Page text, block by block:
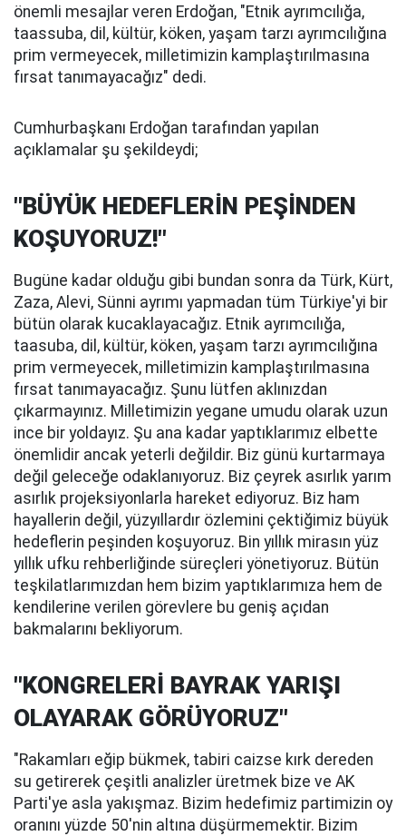
önemli mesajlar veren Erdoğan, "Etnik ayrımcılığa,
taassuba, dil, kültür, köken, yaşam tarzı ayrımcılığına
prim vermeyecek, milletimizin kamplaştırılmasına
fırsat tanımayacağız" dedi.
Cumhurbaşkanı Erdoğan tarafından yapılan
açıklamalar şu şekildeydi;
"BÜYÜK HEDEFLERİN PEŞİNDEN
KOŞUYORUZ!"
Bugüne kadar olduğu gibi bundan sonra da Türk, Kürt,
Zaza, Alevi, Sünni ayrımı yapmadan tüm Türkiye'yi bir
bütün olarak kucaklayacağız. Etnik ayrımcılığa,
taasuba, dil, kültür, köken, yaşam tarzı ayrımcılığına
prim vermeyecek, milletimizin kamplaştırılmasına
fırsat tanımayacağız. Şunu lütfen aklınızdan
çıkarmayınız. Milletimizin yegane umudu olarak uzun
ince bir yoldayız. Şu ana kadar yaptıklarımız elbette
önemlidir ancak yeterli değildir. Biz günü kurtarmaya
değil geleceğe odaklanıyoruz. Biz çeyrek asırlık yarım
asırlık projeksiyonlarla hareket ediyoruz. Biz ham
hayallerin değil, yüzyıllardır özlemini çektiğimiz büyük
hedeflerin peşinden koşuyoruz. Bin yıllık mirasın yüz
yıllık ufku rehberliğinde süreçleri yönetiyoruz. Bütün
teşkilatlarımızdan hem bizim yaptıklarımıza hem de
kendilerine verilen görevlere bu geniş açıdan
bakmalarını bekliyorum.
"KONGRELERİ BAYRAK YARIŞI
OLAYARAK GÖRÜYORUZ"
"Rakamları eğip bükmek, tabiri caizse kırk dereden
su getirerek çeşitli analizler üretmek bize ve AK
Parti'ye asla yakışmaz. Bizim hedefimiz partimizin oy
oranını yüzde 50'nin altına düşürmemektir. Bizim